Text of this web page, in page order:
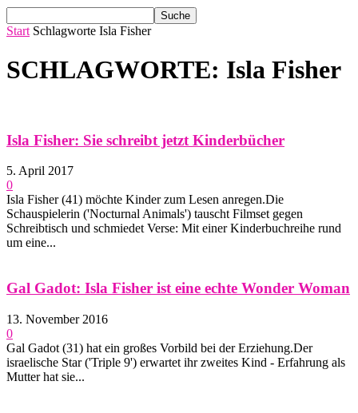
Start Schlagworte Isla Fisher
SCHLAGWORTE: Isla Fisher
Isla Fisher: Sie schreibt jetzt Kinderbücher
5. April 2017
0
Isla Fisher (41) möchte Kinder zum Lesen anregen.Die
Schauspielerin ('Nocturnal Animals') tauscht Filmset gegen
Schreibtisch und schmiedet Verse: Mit einer Kinderbuchreihe rund
um eine...
Gal Gadot: Isla Fisher ist eine echte Wonder Woman
13. November 2016
0
Gal Gadot (31) hat ein großes Vorbild bei der Erziehung.Der
israelische Star ('Triple 9') erwartet ihr zweites Kind - Erfahrung als
Mutter hat sie...